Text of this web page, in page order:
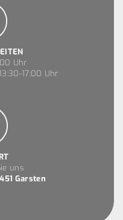
Uhr
17:00 Uhr
uns
Garsten